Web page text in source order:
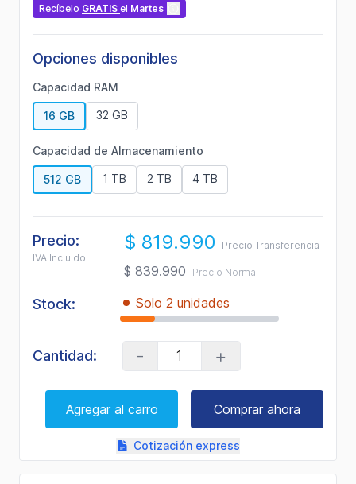
valor
medio
Read
5
Reviews.
Enlace
en
misma
página.
Recíbelo GRATIS el Martes
Opciones disponibles
Capacidad RAM
16 GB 32 GB
Capacidad de Almacenamiento
512 GB 1 TB 2 TB 4 TB
Precio:
IVA Incluido
$ 819.990 Precio Transferencia
$ 839.990 Precio Normal
Stock: Solo 2 unidades
Cantidad: - +
Agregar al carro Comprar ahora
Cotización express